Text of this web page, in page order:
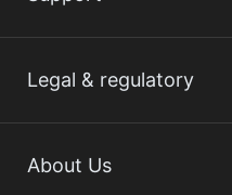
Legal & regulatory
About Us